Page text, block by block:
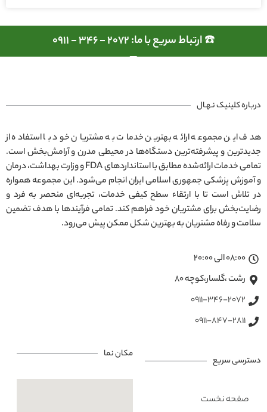
☎️ ارتباط سریع با ما: 2072 - 346 - 0911
درباره کلینیک نـهـال
هدف این مجموعه ارائه بهترین خدمات به مشتریان خود با استفاده از
جدیدترین و پیشرفته‌ترین دستگاه‌ها در محیطی مدرن و آرامش‌بخش است.
تمامی خدمات ارائه‌شده مطابق با استانداردهای FDA و وزارت بهداشت، درمان
و آموزش پزشکی جمهوری اسلامی ایران انجام می‌شود. این مجموعه همواره
در تلاش است تا با ارتقاء سطح کیفی خدمات، تجربه‌ای منحصر به فرد و
رضایت‌بخش برای مشتریان خود فراهم کند. تمامی فرآیندها با هدف تضمین
سلامت و رفاه مشتریان به بهترین شکل ممکن پیش می‌رود.
08:00 الی 20:00
رشت ،گلسار،کوچه ۸۰
0911-346-2072
0911-847-2811
دسترسی سریع
صفحه نخست
مکان نما